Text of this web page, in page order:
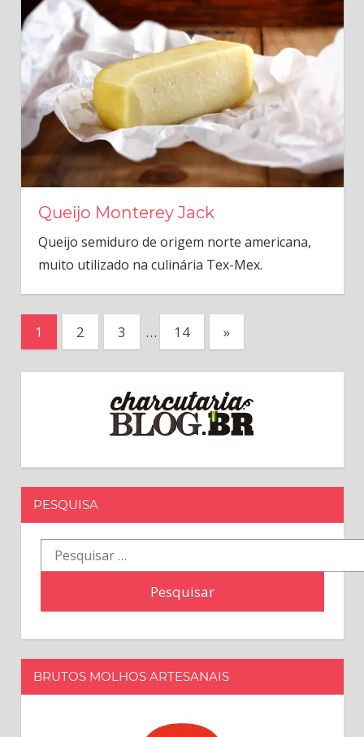
Queijo Monterey Jack
Queijo semiduro de origem norte americana,
muito utilizado na culinária Tex-Mex.
Paginação
de
1 2 3 … 14
Next
Posts
»
PESQUISA
Pesquisar
por:
BRUTOS MOLHOS ARTESANAIS